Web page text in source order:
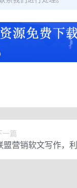
一篇
盟营销软文写作，
$145